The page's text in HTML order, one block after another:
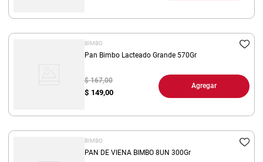
BIMBO
Pan Bimbo Lacteado Grande 570Gr
$ 149,00
$ 167,00
Agregar
BIMBO
PAN DE VIENA BIMBO 8UN 300Gr